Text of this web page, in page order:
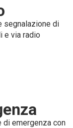
segnalazione di
e via radio
di emergenza con